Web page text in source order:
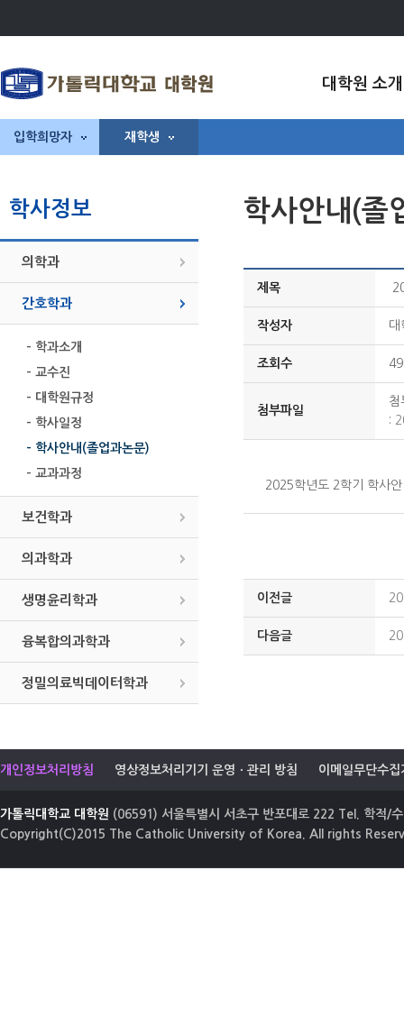
대학원 소개
입학희망자 재학생
학사정보
의학과
간호학과
- 학과소개
- 교수진
- 대학원규정
- 학사일정
- 학사안내(졸업과논문)
- 교과과정
보건학과
의과학과
생명윤리학과
융복합의과학과
정밀의료빅데이터학과
학사안내(졸
제목
작성자 대
조회수
첨부파일
첨
:
2025학년도 2학기 학사
이전글
다음글
개인정보처리방침 영상정보처리기기 운영ㆍ관리 방침 이메일무단수집
가톨릭대학교 대학원 (06591) 서울특별시 서초구 반포대로 222 Tel. 학적/
Copyright(C)2015 The Catholic University of Korea. All rights